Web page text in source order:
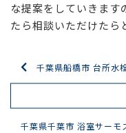
な提案をしていきます
たら相談いただけたら
千葉県船橋市 台所水
千葉県千葉市 浴室サーモ